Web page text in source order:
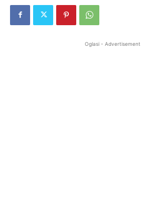
Oglasi - Advertisement